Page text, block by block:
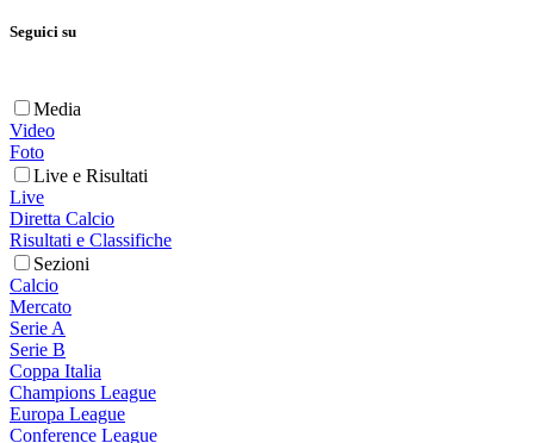
Seguici su
Media
Video
Foto
Live e Risultati
Live
Diretta Calcio
Risultati e Classifiche
Sezioni
Calcio
Mercato
Serie A
Serie B
Coppa Italia
Champions League
Europa League
Conference League